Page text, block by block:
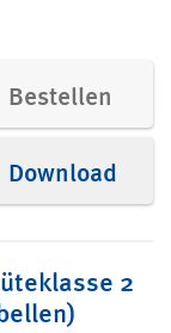
Bestellen
Download
2